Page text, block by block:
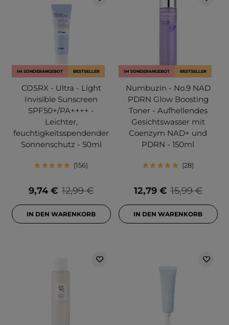
IM SONDERANGEBOT BESTSELLER
COSRX - Ultra - Light
Invisible Sunscreen
SPF50+/PA++++ -
Leichter,
feuchtigkeitsspendender
Sonnenschutz - 50ml
156
12,99 €
9,74 €
IN DEN WARENKORB
IM SONDERANGEBOT BESTSELLER
Numbuzin - No.9 NAD
PDRN Glow Boosting
Toner - Aufhellendes
Gesichtswasser mit
Coenzym NAD+ und
PDRN - 150ml
28
15,99 €
12,79 €
IN DEN WARENKORB